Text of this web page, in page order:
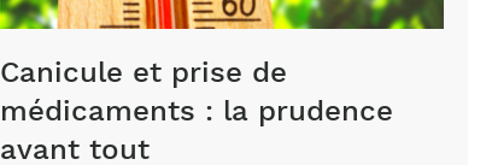
Canicule et prise de
médicaments : la prudence
avant tout